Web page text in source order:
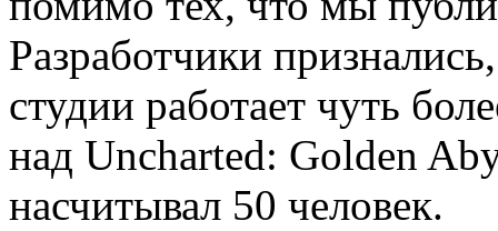
Разработчики
студии работает чуть
над Uncharted: Golden
насчитывал 50 человек.